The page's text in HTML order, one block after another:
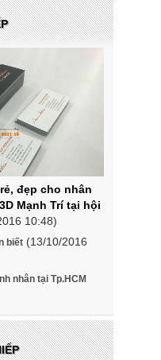
đẹp cho nhân
Mạnh Trí tại hội
10:48)
biết (13/10/2016
nhân tại Tp.HCM